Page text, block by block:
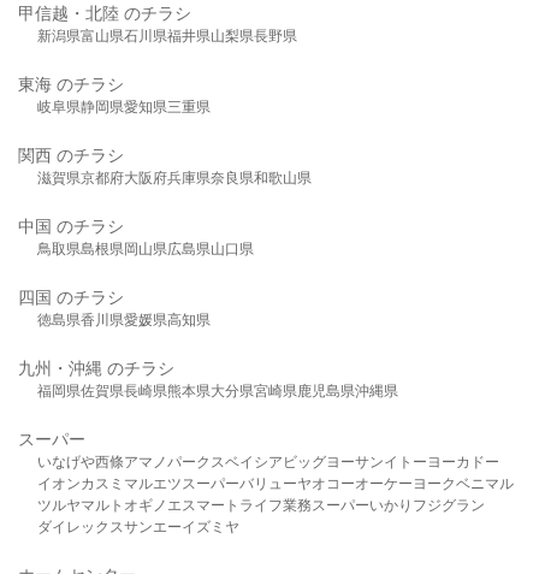
甲信越・北陸 のチラシ
新潟県富山県石川県福井県山梨県長野県
東海 のチラシ
岐阜県静岡県愛知県三重県
関西 のチラシ
滋賀県京都府大阪府兵庫県奈良県和歌山県
中国 のチラシ
鳥取県島根県岡山県広島県山口県
四国 のチラシ
徳島県香川県愛媛県高知県
九州・沖縄 のチラシ
福岡県佐賀県長崎県熊本県大分県宮崎県 鹿児島県沖縄県
スーパー
いなげや西條アマノパークスベイシア ビッグヨーサンイトーヨーカドー
イオンカスミ マルエツ スーパーバリューヤオコーオーケー ヨークベニマル
ツルヤマルト オギノ エスマート ライフ業務スーパーいかり フジグラン
ダイレックスサンエーイズミヤ